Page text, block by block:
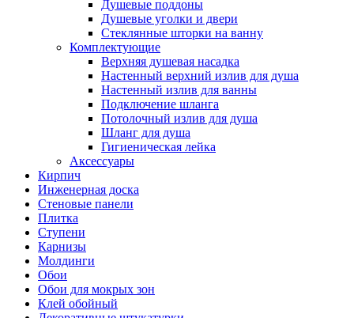
Душевые поддоны
Душевые уголки и двери
Стеклянные шторки на ванну
Комплектующие
Верхняя душевая насадка
Настенный верхний излив для душа
Настенный излив для ванны
Подключение шланга
Потолочный излив для душа
Шланг для душа
Гигиеническая лейка
Аксессуары
Кирпич
Инженерная доска
Стеновые панели
Плитка
Ступени
Карнизы
Молдинги
Обои
Обои для мокрых зон
Клей обойный